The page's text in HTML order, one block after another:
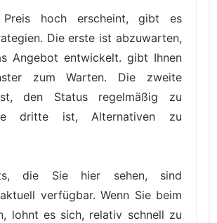
hoch erscheint, gibt es
Die erste ist abzuwarten,
Angebot entwickelt. gibt Ihnen
zum Warten. Die zweite
den Status regelmäßig zu
dritte ist, Alternativen zu
die Sie hier sehen, sind
verfügbar. Wenn Sie beim
lohnt es sich, relativ schnell zu